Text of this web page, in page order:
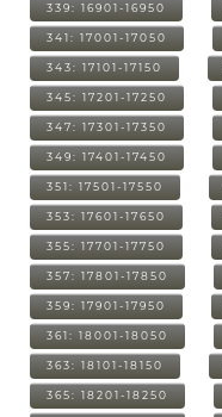
339: 16901-16950
341: 17001-17050
343: 17101-17150
345: 17201-17250
347: 17301-17350
349: 17401-17450
351: 17501-17550
353: 17601-17650
355: 17701-17750
357: 17801-17850
359: 17901-17950
361: 18001-18050
363: 18101-18150
365: 18201-18250